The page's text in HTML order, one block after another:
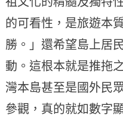
的可看性，是旅遊本
勝。」還希望島上居
動。這根本就是推拖
灣本島甚至是國外民
參觀，真的就如數字